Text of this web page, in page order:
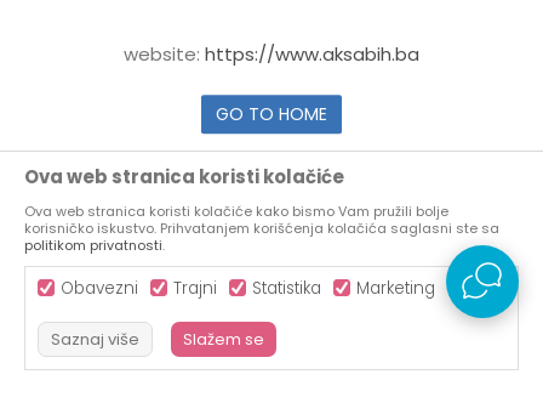
website: https://www.aksabih.ba
GO TO HOME
Ova web stranica koristi kolačiće
Ova web stranica koristi kolačiće kako bismo Vam pružili bolje
korisničko iskustvo. Prihvatanjem korišćenja kolačića saglasni ste sa
politikom privatnosti.
Obavezni Trajni Statistika Marketing
Saznaj više Slažem se